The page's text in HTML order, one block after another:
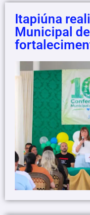
Itapiúna
Municipal